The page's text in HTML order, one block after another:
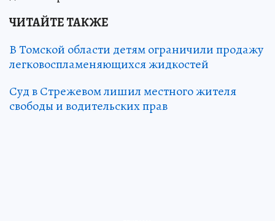
ЧИТАЙТЕ ТАКЖЕ
В Томской области детям ограничили продажу
легковоспламеняющихся жидкостей
Суд в Стрежевом лишил местного жителя
свободы и водительских прав